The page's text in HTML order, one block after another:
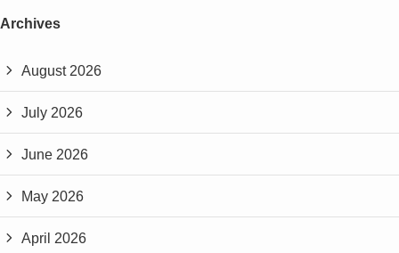
Archives
August 2026
July 2026
June 2026
May 2026
April 2026